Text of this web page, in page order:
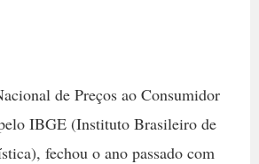
de Preços ao Consumidor
IBGE (Instituto Brasileiro de
fechou o ano passado com